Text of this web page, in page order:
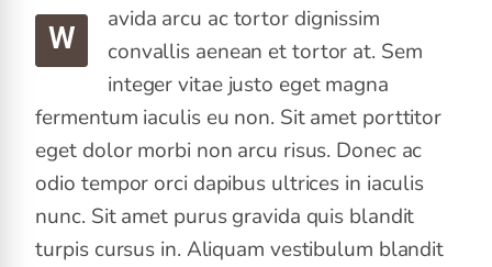
W
avida arcu ac tortor dignissim
convallis aenean et tortor at. Sem
integer vitae justo eget magna
fermentum iaculis eu non. Sit amet porttitor
eget dolor morbi non arcu risus. Donec ac
odio tempor orci dapibus ultrices in iaculis
nunc. Sit amet purus gravida quis blandit
turpis cursus in. Aliquam vestibulum blandit